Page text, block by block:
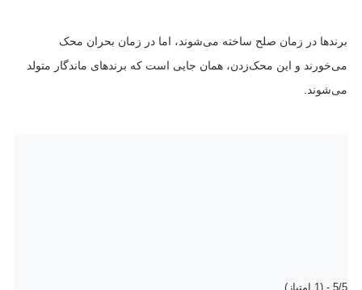
برندها در زمان صلح ساخته می‌شوند، اما در زمان بحران محک
می‌خورند و این محک‌زدن، همان جایی است که برندهای ماندگار متولد
می‌شوند.
5/5 - (1 امتیاز)